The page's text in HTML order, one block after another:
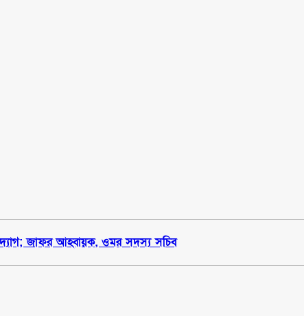
জাফর আহ্বায়ক, ওমর সদস্য সচিব